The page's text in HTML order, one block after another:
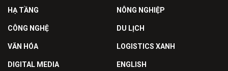
HẠ TẦNG NÔNG NGHIỆP
CÔNG NGHỆ DU LỊCH
VĂN HÓA LOGISTICS XANH
DIGITAL MEDIA ENGLISH